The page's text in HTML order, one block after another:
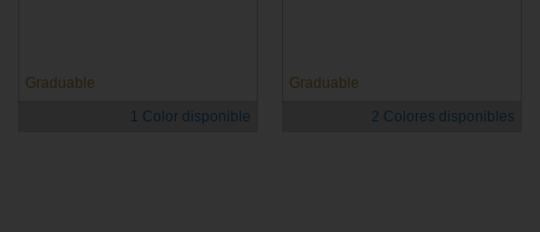
Graduable
1 Color disponible
Graduable
2 Colores disponibles